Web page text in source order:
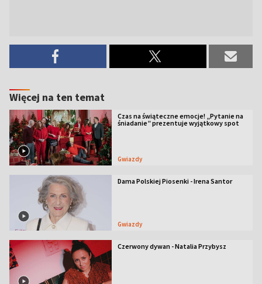
Więcej na ten temat
Czas na świąteczne emocje! „Pytanie na
śniadanie” prezentuje wyjątkowy spot
Gwiazdy
Dama Polskiej Piosenki - Irena Santor
Gwiazdy
Czerwony dywan - Natalia Przybysz